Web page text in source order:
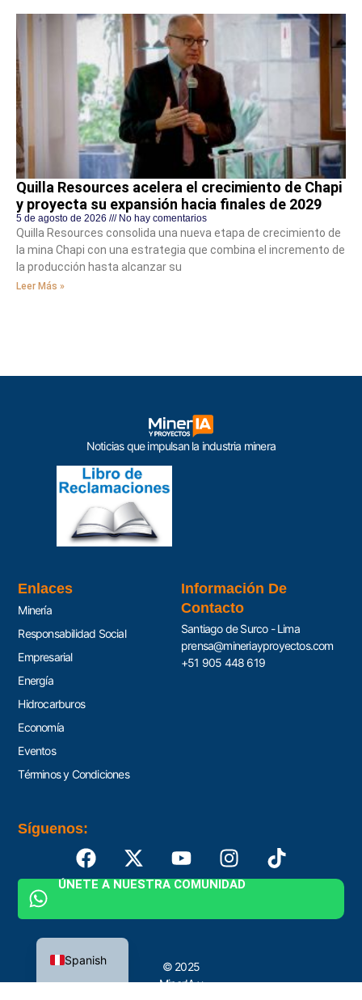
Quilla Resources acelera el crecimiento de Chapi
y proyecta su expansión hacia finales de 2029
5 de agosto de 2026 No hay comentarios
Quilla Resources consolida una nueva etapa de crecimiento de
la mina Chapi con una estrategia que combina el incremento de
la producción hasta alcanzar su
Leer Más »
Noticias que impulsan la industria minera
Enlaces
Minería
Responsabilidad Social
Empresarial
Energía
Hidrocarburos
Economía
Eventos
Términos y Condiciones
Información De
Contacto
Santiago de Surco - Lima
prensa@mineriayproyectos.com
+51 905 448 619
Síguenos:
ÚNETE A NUESTRA COMUNIDAD
© 2025
MinerIA y
Spanish